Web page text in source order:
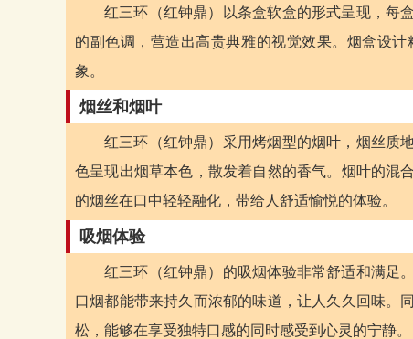
红三环（红钟鼎）以条盒软盒的形式呈现，每
的副色调，营造出高贵典雅的视觉效果。烟盒设
象。
烟丝和烟叶
红三环（红钟鼎）采用烤烟型的烟叶，烟丝质
色呈现出烟草本色，散发着自然的香气。烟叶的混
的烟丝在口中轻轻融化，带给人舒适愉悦的体验。
吸烟体验
红三环（红钟鼎）的吸烟体验非常舒适和满足
口烟都能带来持久而浓郁的味道，让人久久回味。
松，能够在享受独特口感的同时感受到心灵的宁静。